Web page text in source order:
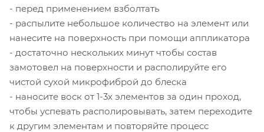
- перед применением взболтать
- распылите небольшое количество на элемент или
нанесите на поверхность при помощи аппликатора
- достаточно нескольких минут чтобы состав
замотовел на поверхности и располируйте его
чистой сухой микрофиброй до блеска
- наносите воск от 1-3х элементов за один проход,
чтобы успевать располировывать, затем переходите
к другим элементам и повторяйте процесс